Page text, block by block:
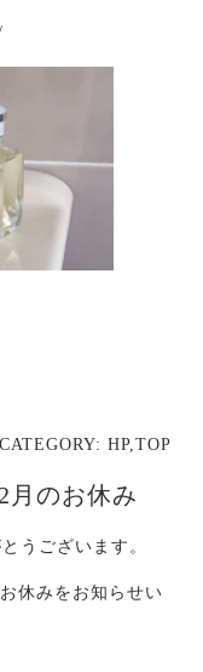
HP,TOP
月のお休み
うございます。
休みをお知らせい